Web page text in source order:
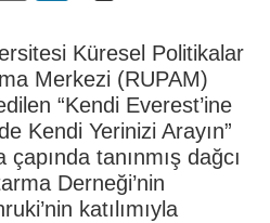
Küresel Politikalar
Merkezi (RUPAM)
“Kendi Everest’ine
Kendi Yerinizi Arayın”
tanınmış dağcı
Derneği’nin
katılımıyla